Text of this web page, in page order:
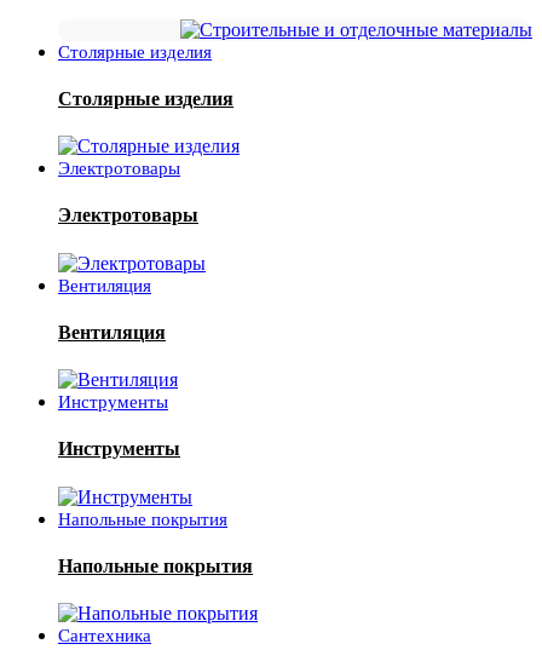
Столярные изделия
Столярные изделия
Электротовары
Электротовары
Вентиляция
Вентиляция
Инструменты
Инструменты
Напольные покрытия
Напольные покрытия
Сантехника